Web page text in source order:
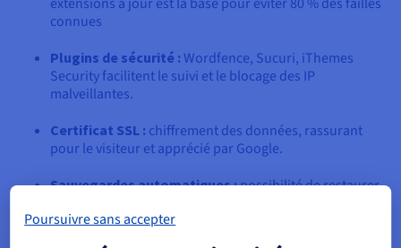
connues
Plugins de sécurité : Wordfence, Sucuri, iThemes
Security facilitent le suivi et le blocage des IP
malveillantes.
Certificat SSL : chiffrement des données, rassurant
pour le visiteur et apprécié par Google.
Sauvegardes automatiques :possibilité de restaurer
Poursuivre sans accepter